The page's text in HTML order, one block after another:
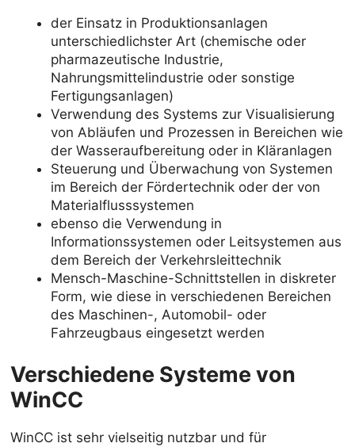
der Einsatz in Produktionsanlagen
unterschiedlichster Art (chemische oder
pharmazeutische Industrie,
Nahrungsmittelindustrie oder sonstige
Fertigungsanlagen)
Verwendung des Systems zur Visualisierung
von Abläufen und Prozessen in Bereichen wie
der Wasseraufbereitung oder in Kläranlagen
Steuerung und Überwachung von Systemen
im Bereich der Fördertechnik oder der von
Materialflusssystemen
ebenso die Verwendung in
Informationssystemen oder Leitsystemen aus
dem Bereich der Verkehrsleittechnik
Mensch-Maschine-Schnittstellen in diskreter
Form, wie diese in verschiedenen Bereichen
des Maschinen-, Automobil- oder
Fahrzeugbaus eingesetzt werden
Verschiedene Systeme von
WinCC
WinCC ist sehr vielseitig nutzbar und für